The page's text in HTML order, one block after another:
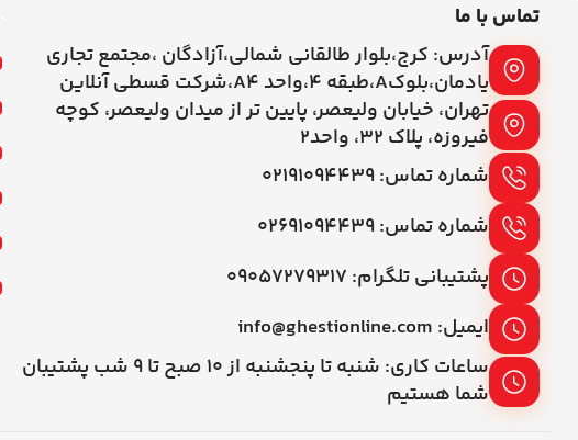
تماس با ما
آدرس: کرج،بلوار طالقانی شمالی،آزادگان ،مجتمع تجاری
یادمان،بلوکA،طبقه ۴،واحد A4،شرکت قسطی آنلاین
تهران، خیابان ولیعصر، پایین تر از میدان ولیعصر، کوچه
فیروزه، پلاک 32، واحد2
شماره تماس: ۰۲۱۹۱۰۹۴۴۳۹
شماره تماس: ۰۲۶۹۱۰۹۴۴۳۹
پشتیبانی تلگرام: ۰۹۰۵۷۲۷۹۳۱۷
ایمیل: info@ghestionline.com
ساعات کاری: شنبه تا پنجشنبه از ۱۰ صبح تا ۹ شب پشتیبان
شما هستیم